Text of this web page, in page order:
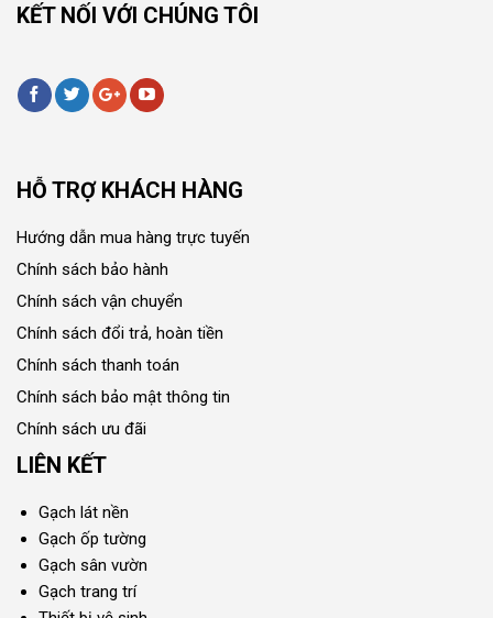
KẾT NỐI VỚI CHÚNG TÔI
HỖ TRỢ KHÁCH HÀNG
Hướng dẫn mua hàng trực tuyến
Chính sách bảo hành
Chính sách vận chuyển
Chính sách đổi trả, hoàn tiền
Chính sách thanh toán
Chính sách bảo mật thông tin
Chính sách ưu đãi
LIÊN KẾT
Gạch lát nền
Gạch ốp tường
Gạch sân vườn
Gạch trang trí